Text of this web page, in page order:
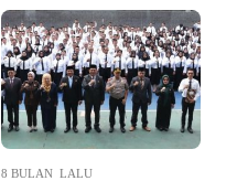
8 BULAN LALU